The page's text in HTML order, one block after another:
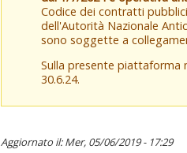
Codice dei contratti
dell'Autorità Nazionale
sono soggette a
Sulla presente piattaforma
30.6.24.
Aggiornato il: Mer, 05/06/2019 - 17:29